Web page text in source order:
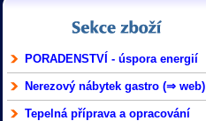
PORADENSTVÍ - úspora energií
Nerezový nábytek gastro (⇒ web)
Tepelná příprava a opracování